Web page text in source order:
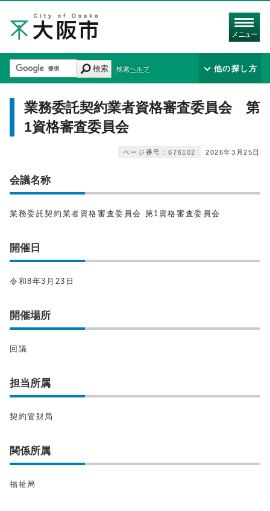
メニュー
検索 検索ヘルプ 他の探し方
業務委託契約業者資格審査委員会 第
1資格審査委員会
2026年3月25日
ページ番号：676102
会議名称
業務委託契約業者資格審査委員会 第1資格審査委員会
開催日
令和8年3月23日
開催場所
回議
担当所属
契約管財局
関係所属
福祉局